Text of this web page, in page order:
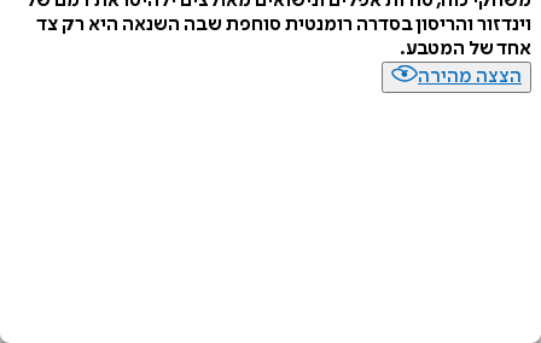
וינדזור והריסון בסדרה רומנטית סוחפת שבה השנאה היא רק צד
אחד של המטבע.
הצצה מהירה